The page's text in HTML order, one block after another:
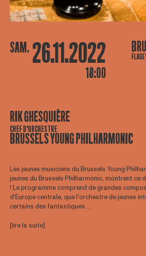
SAM. 26.11.2022
18:00
RIK GHESQUIÈRE
CHEF D'ORCHESTRE
BRUSSELS YOUNG PHILHARMONIC
Les jeunes musiciens du Brussels Young
jeunes du Brussels Philharmonic, montrent ce
! Le programme comprend de grandes
d'Europe centrale, que l'orchestre de jeunes
certains des fantastiques ...
[lire la suite]